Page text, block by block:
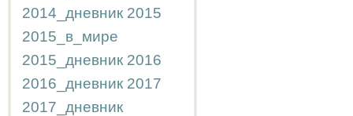
2014_дневник 2015
2015_в_мире
2015_дневник 2016
2016_дневник 2017
2017_дневник